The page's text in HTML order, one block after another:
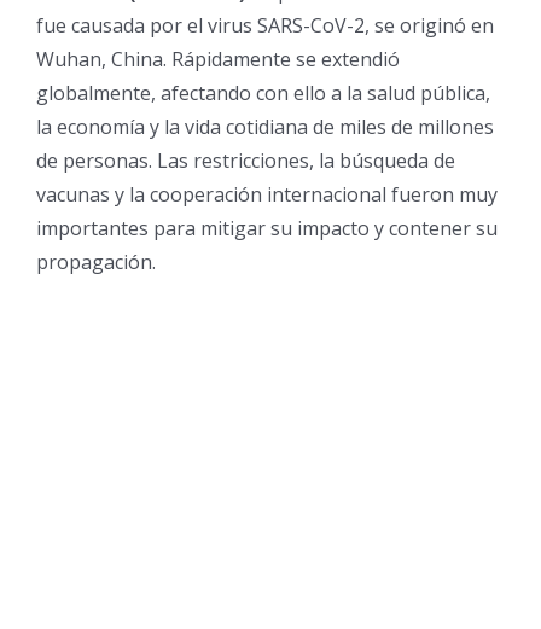
fue causada por el virus SARS-CoV-2, se originó en
Wuhan, China. Rápidamente se extendió
globalmente, afectando con ello a la salud pública,
la economía y la vida cotidiana de miles de millones
de personas. Las restricciones, la búsqueda de
vacunas y la cooperación internacional fueron muy
importantes para mitigar su impacto y contener su
propagación.